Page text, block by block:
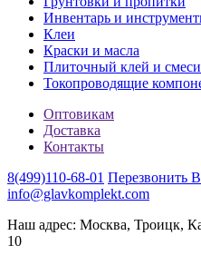
Инвентарь и
Клеи
Краски и масла
Плиточный клей и смеси
Токопроводящие
Оптовикам
Доставка
Контакты
8(499)110-68-01 Перезвонить
info@glavkomplekt.com
Наш адрес: Москва, Троицк,
10